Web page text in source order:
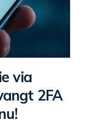
via
2FA